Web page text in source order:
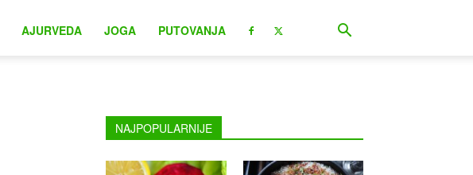
AJURVEDA JOGA PUTOVANJA
NAJPOPULARNIJE